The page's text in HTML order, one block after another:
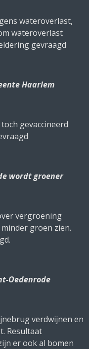
wateroverlast,
wateroverlast
gevraagd
Haarlem
gevaccineerd
wordt groener
vergroening
groen zien.
Oedenrode
verdwijnen en
Resultaat
er ook al bomen